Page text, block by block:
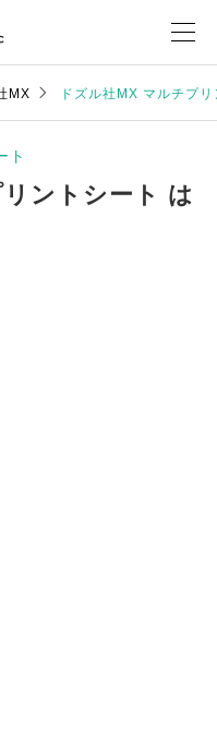
MX ドズル社MX マルチプ
ト
ントシート は